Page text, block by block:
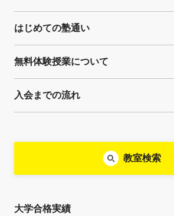
はじめての塾通い
無料体験授業について
入会までの流れ
教室検索
大学合格実績